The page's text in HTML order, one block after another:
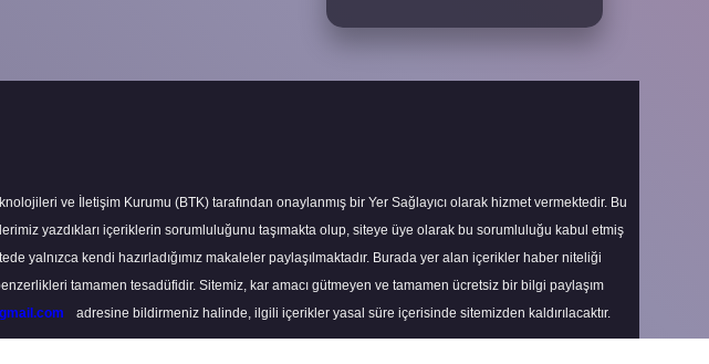
ve İletişim Kurumu (BTK) tarafından onaylanmış bir Yer Sağlayıcı olarak hizmet vermektedir. Bu
yazdıkları içeriklerin sorumluluğunu taşımakta olup, siteye üye olarak bu sorumluluğu kabul etmiş
yalnızca kendi hazırladığımız makaleler paylaşılmaktadır. Burada yer alan içerikler haber niteliği
tamamen tesadüfidir. Sitemiz, kar amacı gütmeyen ve tamamen ücretsiz bir bilgi paylaşım
adresine bildirmeniz halinde, ilgili içerikler yasal süre içerisinde sitemizden kaldırılacaktır.